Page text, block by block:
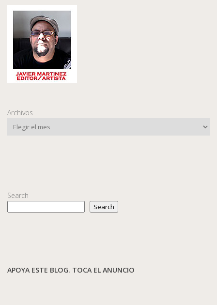
Archivos
Search
Search
APOYA ESTE BLOG. TOCA EL ANUNCIO